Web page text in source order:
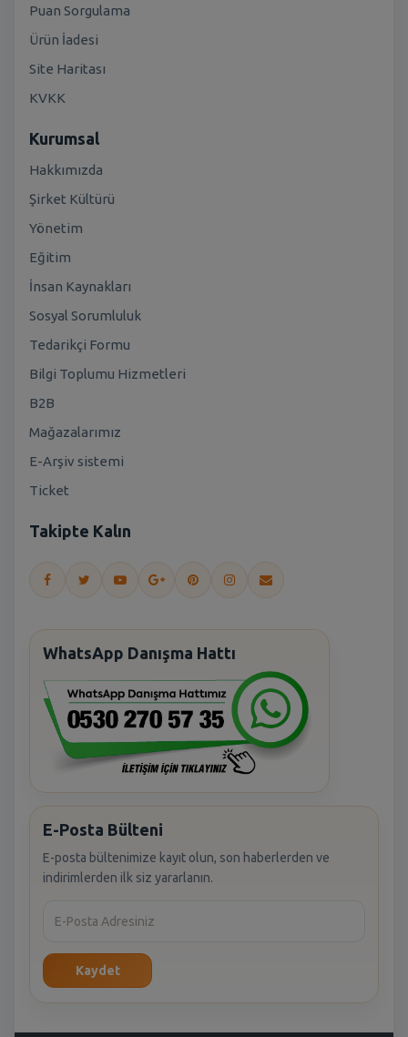
Puan Sorgulama
Ürün İadesi
Site Haritası
KVKK
Kurumsal
Hakkımızda
Şirket Kültürü
Yönetim
Eğitim
İnsan Kaynakları
Sosyal Sorumluluk
Tedarikçi Formu
Bilgi Toplumu Hizmetleri
B2B
Mağazalarımız
E-Arşiv sistemi
Ticket
Takipte Kalın
WhatsApp Danışma Hattı
E-Posta Bülteni
E-posta bültenimize kayıt olun, son haberlerden ve
indirimlerden ilk siz yararlanın.
Kaydet